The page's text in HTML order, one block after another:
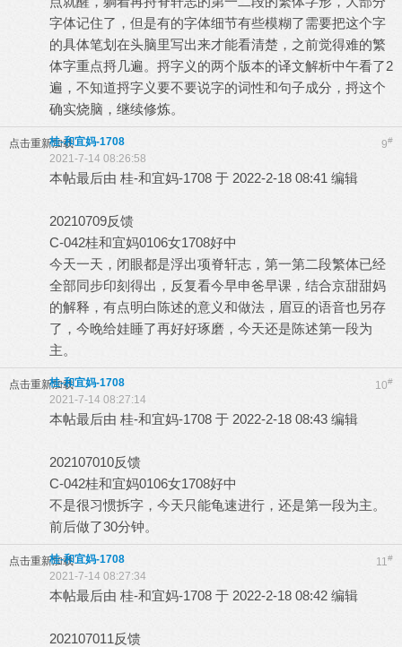
字体记住了，但是有的字体细节有些模糊了需要把这个字
的具体笔划在头脑里写出来才能看清楚，之前觉得难的繁
体字重点捋几遍。捋字义的两个版本的译文解析中午看了2
遍，不知道捋字义要不要说字的词性和句子成分，捋这个
确实烧脑，继续修炼。
点击重新加载 9#
桂-和宜妈-1708
2021-7-14 08:26:58
本帖最后由 桂-和宜妈-1708 于 2022-2-18 08:41 编辑
20210709反馈
C-042桂和宜妈0106女1708好中
今天一天，闭眼都是浮出项脊轩志，第一第二段繁体已经
全部同步印刻得出，反复看今早申爸早课，结合京甜甜妈
的解释，有点明白陈述的意义和做法，眉豆的语音也另存
了，今晚给娃睡了再好好琢磨，今天还是陈述第一段为
主。
点击重新加载 10#
桂-和宜妈-1708
2021-7-14 08:27:14
本帖最后由 桂-和宜妈-1708 于 2022-2-18 08:43 编辑
202107010反馈
C-042桂和宜妈0106女1708好中
不是很习惯拆字，今天只能龟速进行，还是第一段为主。
前后做了30分钟。
点击重新加载 11#
桂-和宜妈-1708
2021-7-14 08:27:34
本帖最后由 桂-和宜妈-1708 于 2022-2-18 08:42 编辑
202107011反馈